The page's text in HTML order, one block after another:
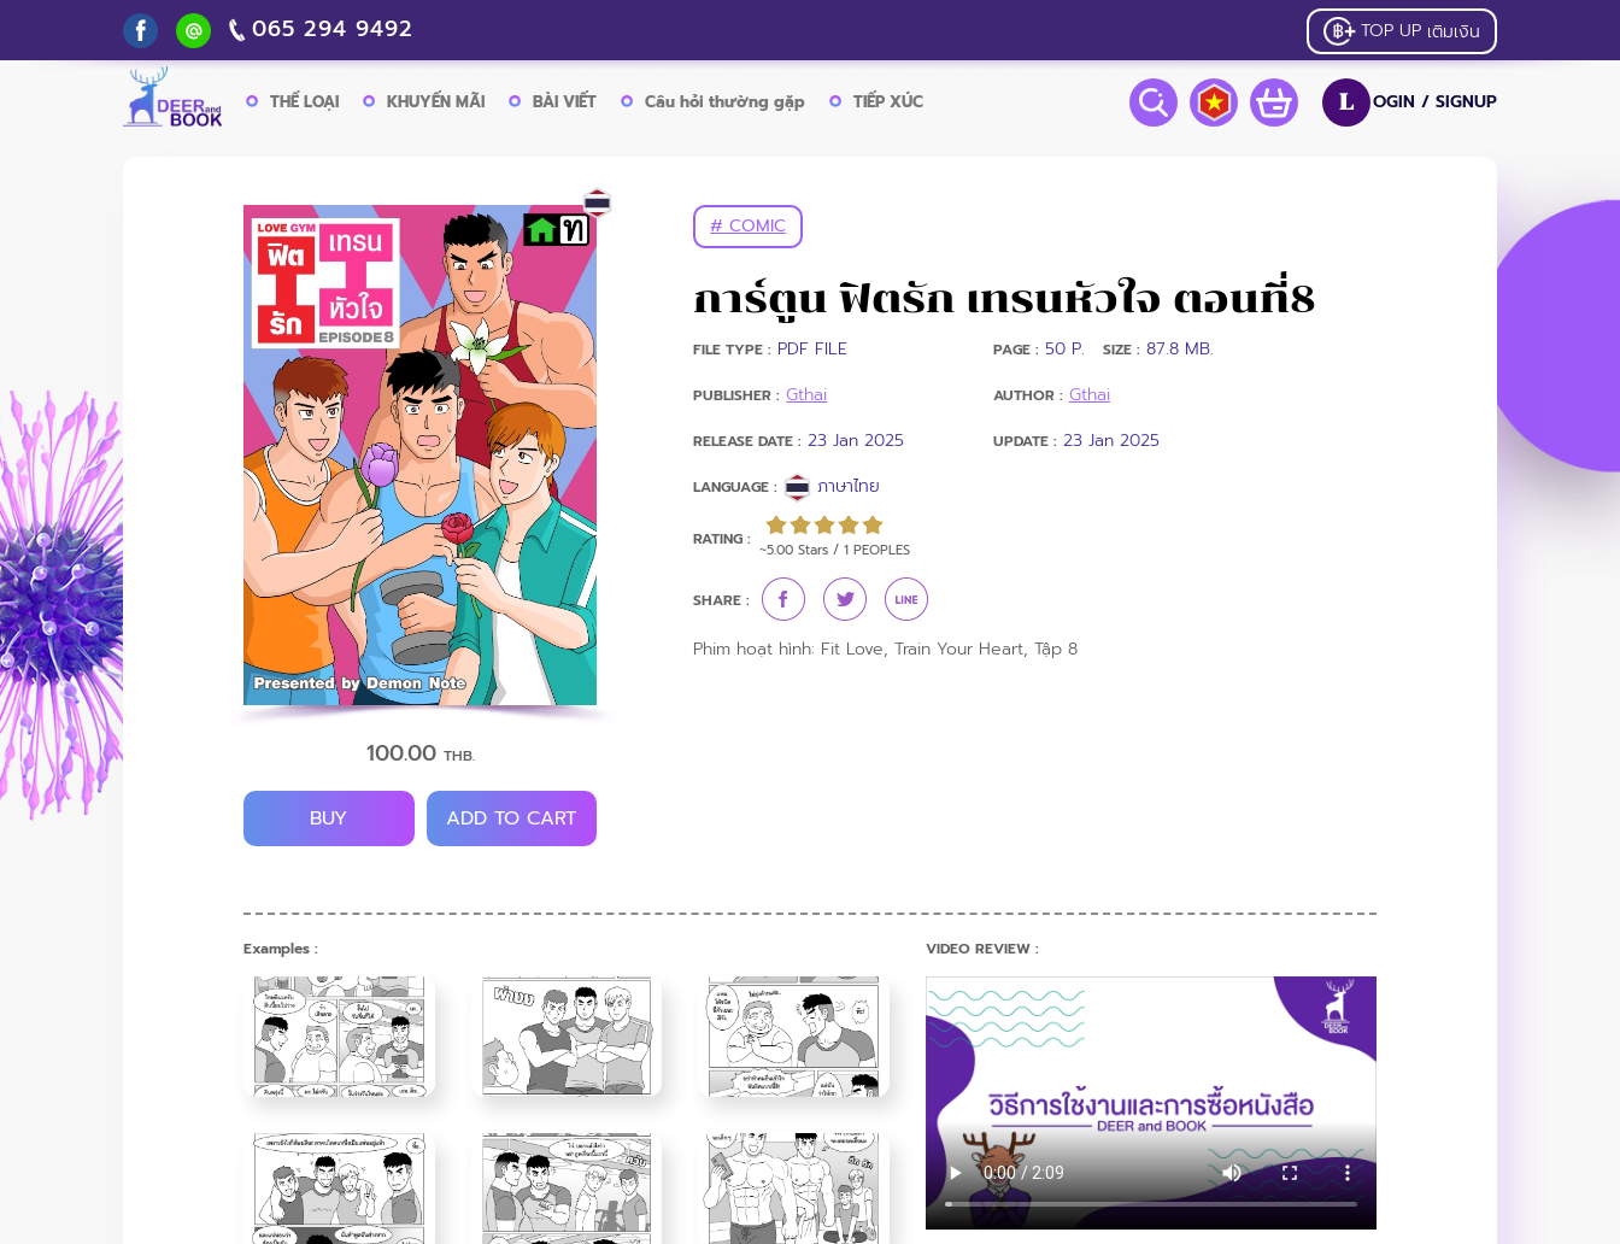
065 294 9492 TOP UP เติมเงิน
L OGIN / SIGNUP
THỂ LOẠI KHUYẾN MÃI BÀI VIẾT Câu hỏi thường gặp TIẾP XÚC
100.00 THB.
BUY ADD TO CART
# COMIC
การ์ตูน ฟิตรัก เทรนหัวใจ ตอนที่8
FILE TYPE : PDF FILE
PUBLISHER : Gthai
RELEASE DATE : 23 Jan 2025
LANGUAGE : ภาษาไทย
PAGE : 50 P. SIZE : 87.8 MB.
AUTHOR : Gthai
UPDATE : 23 Jan 2025
RATING :
~5.00 Stars / 1 PEOPLES
SHARE :
Phim hoạt hình: Fit Love, Train Your Heart, Tập 8
Examples : VIDEO REVIEW :